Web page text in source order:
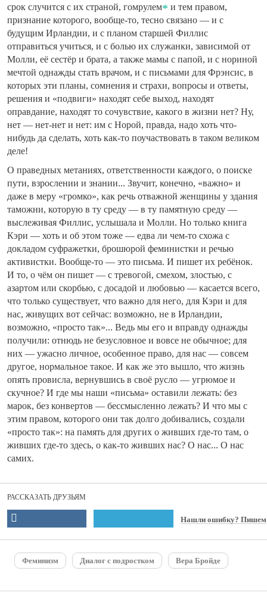
срок случится с их страной, гомрулем и тем правом,
признание которого, вообще-то, тесно связано — и с
будущим Ирландии, и с планом старшей Филлис
отправиться учиться, и с болью их служанки, зависимой от
Молли, её сестёр и брата, а также мамы с папой, и с нориной
мечтой однажды стать врачом, и с письмами для Фрэнсис, в
которых эти планы, сомнения и страхи, вопросы и ответы,
решения и «подвиги» находят себе выход, находят
оправдание, находят то сочувствие, какого в жизни нет? Ну,
нет — нет-нет и нет: им с Норой, правда, надо хоть что-
нибудь да сделать, хоть как-то поучаствовать в таком великом
деле!
О праведных метаниях, ответственности каждого, о поиске
пути, взрослении и знании... Звучит, конечно, «важно» и
даже в меру «громко», как речь отважной женщины у здания
таможни, которую в ту среду — в ту памятную среду —
выслеживая Филлис, услышала и Молли. Но только книга
Кэри — хоть и об этом тоже — едва ли чем-то схожа с
докладом суфражетки, брошюрой феминистки и речью
активистки. Вообще-то — это письма. И пишет их ребёнок.
И то, о чём он пишет — с тревогой, смехом, злостью, с
азартом или скорбью, с досадой и любовью — касается всего,
что только существует, что важно для него, для Кэри и для
нас, живущих вот сейчас: возможно, не в Ирландии,
возможно, «просто так»... Ведь мы его и вправду однажды
получили: отнюдь не безусловное и вовсе не обычное; для
них — ужасно личное, особенное право, для нас — совсем
другое, нормальное такое. И как же это вышло, что жизнь
опять провисла, вернувшись в своё русло — угрюмое и
скучное? И где мы наши «письма» оставили лежать: без
марок, без конвертов — бессмысленно лежать? И что мы с
этим правом, которого они так долго добивались, создали
«просто так»: на память для других о живших где-то там, о
живших где-то здесь, о как-то живших нас? О нас... О нас
самих.
РАССКАЗАТЬ ДРУЗЬЯМ
Нашли ошибку? Пишем
Феминизм Диалог с подростком Вера Бройде